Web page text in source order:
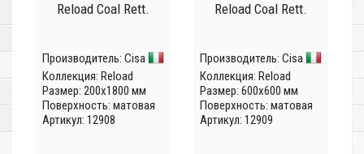
Reload Coal Rett.
Производитель: Cisa
Коллекция: Reload
Размер: 200x1800 мм
Поверхность: матовая
Артикул: 12908
Reload Coal Rett.
Производитель: Cisa
Коллекция: Reload
Размер: 600x600 мм
Поверхность: матовая
Артикул: 12909